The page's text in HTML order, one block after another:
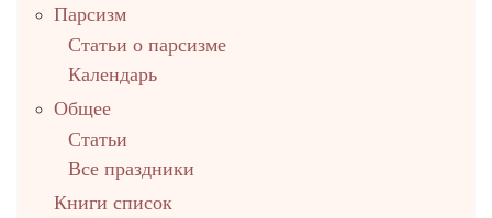
Парсизм
Статьи о парсизме
Календарь
Общее
Статьи
Все праздники
Книги список